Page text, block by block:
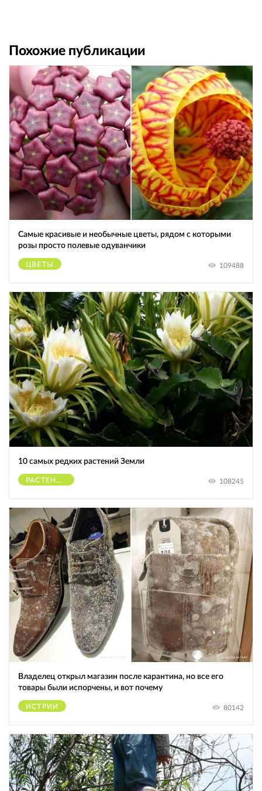
Похожие публикации
Самые красивые и необычные цветы, рядом с которыми
розы просто полевые одуванчики
ЦВЕТЫ 109488
10 самых редких растений Земли
РАСТЕНИЯ 108245
Владелец открыл магазин после карантина, но все его
товары были испорчены, и вот почему
ИСТРИИ 80142